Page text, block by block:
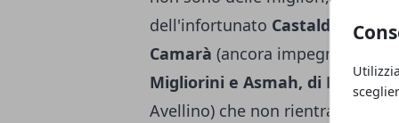
dell'infortunato Castaldo ,
Camarà (ancora impegnato in
Migliorini e Asmah, di Bidaoui
Avellino) che non rientra più nei